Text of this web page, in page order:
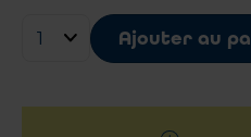
Ajouter au